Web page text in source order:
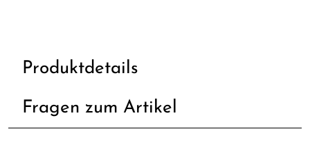
Produktdetails
Fragen zum Artikel